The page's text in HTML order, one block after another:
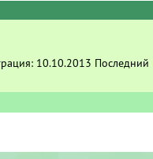
10.10.2013 Последний